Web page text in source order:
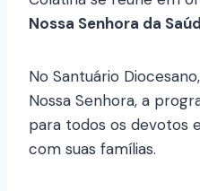
Nossa Senhora da
No Santuário
Nossa Senhora, a
para todos os devotos
com suas famílias.